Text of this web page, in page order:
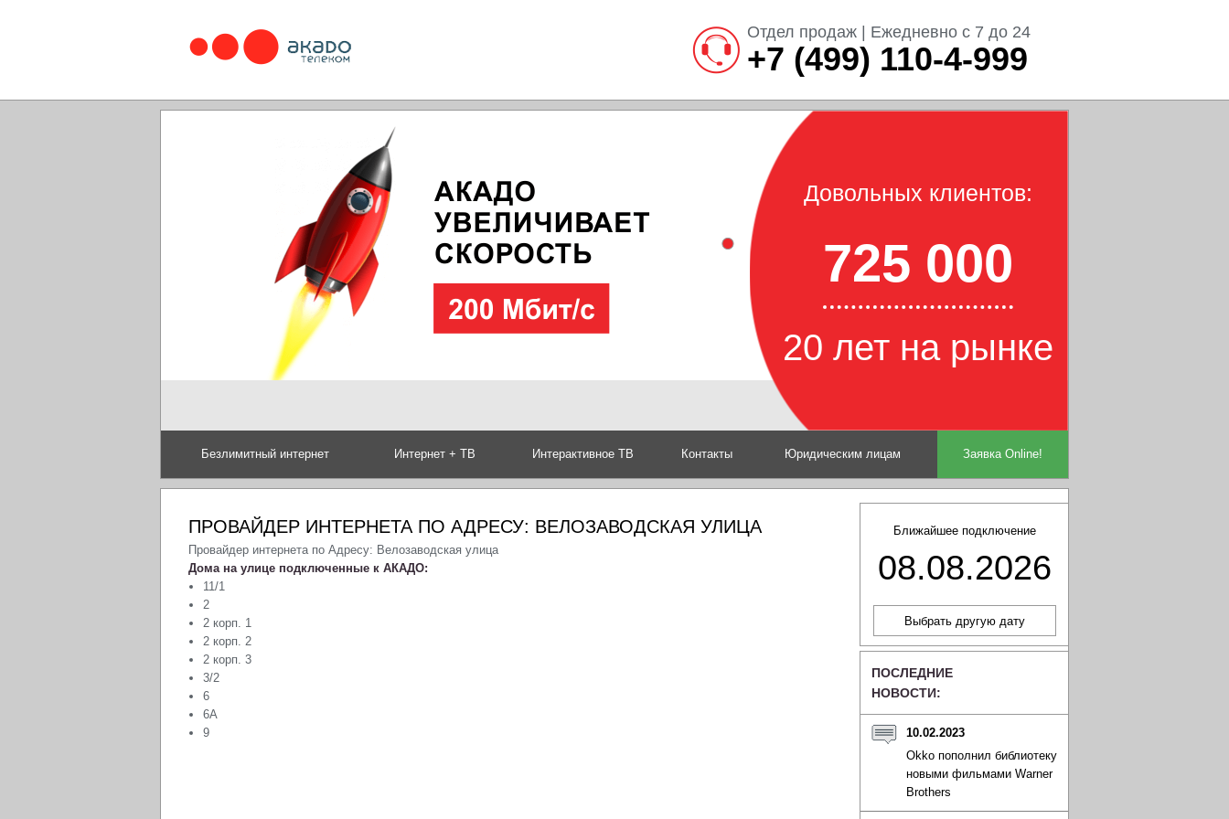
Отдел продаж | Ежедневно с 7 до 24
+7 (499) 110-4-999
Довольных клиентов:
725 000
20 лет на рынке
Безлимитный интернет Интернет + ТВ Интерактивное ТВ Контакты Юридическим лицам Заявка Online!
Ближайшее подключение
08.08.2026
ПОСЛЕДНИЕ
НОВОСТИ:
10.02.2023
Okko пополнил библиотеку
новыми фильмами Warner
Brothers
ПРОВАЙДЕР ИНТЕРНЕТА ПО АДРЕСУ: ВЕЛОЗАВОДСКАЯ УЛИЦА
Провайдер интернета по Адресу: Велозаводская улица
Дома на улице подключенные к АКАДО:
11/1
2
2 корп. 1
2 корп. 2
2 корп. 3
3/2
6
6А
9